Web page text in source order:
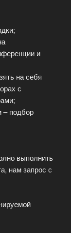
и
на себя
с
– подбор
выполнить
нам запрос с